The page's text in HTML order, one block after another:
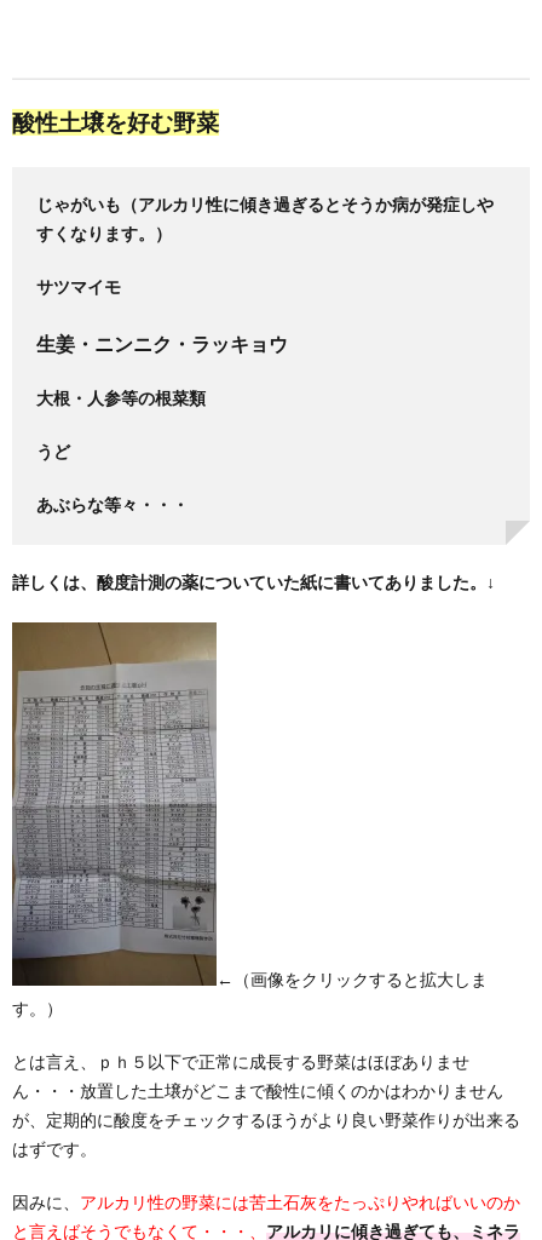
酸性土壌を好む野菜
じゃがいも（アルカリ性に傾き過ぎるとそうか病が発症しや
すくなります。）
サツマイモ
生姜・ニンニク・ラッキョウ
大根・人参等の根菜類
うど
あぶらな等々・・・
詳しくは、酸度計測の薬についていた紙に書いてありました。↓
←（画像をクリックすると拡大しま
す。）
とは言え、ｐｈ５以下で正常に成長する野菜はほぼありませ
ん・・・放置した土壌がどこまで酸性に傾くのかはわかりません
が、定期的に酸度をチェックするほうがより良い野菜作りが出来る
はずです。
因みに、 アルカリ性の野菜には苦土石灰をたっぷりやればいいのか
と言えばそうでもなくて・・・、 アルカリに傾き過ぎても、ミネラ